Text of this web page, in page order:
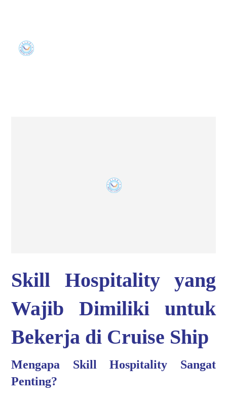
Skill Hospitality yang
Wajib Dimiliki untuk
Bekerja di Cruise Ship
Mengapa Skill Hospitality Sangat
Penting?